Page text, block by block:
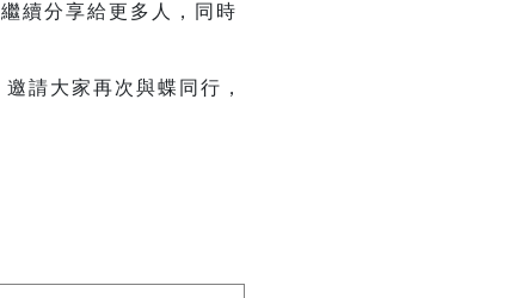
續分享給更多人，同時
請大家再次與蝶同行，